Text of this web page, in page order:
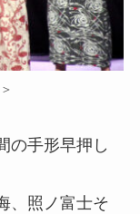
の手形早押し
、照ノ富士そ